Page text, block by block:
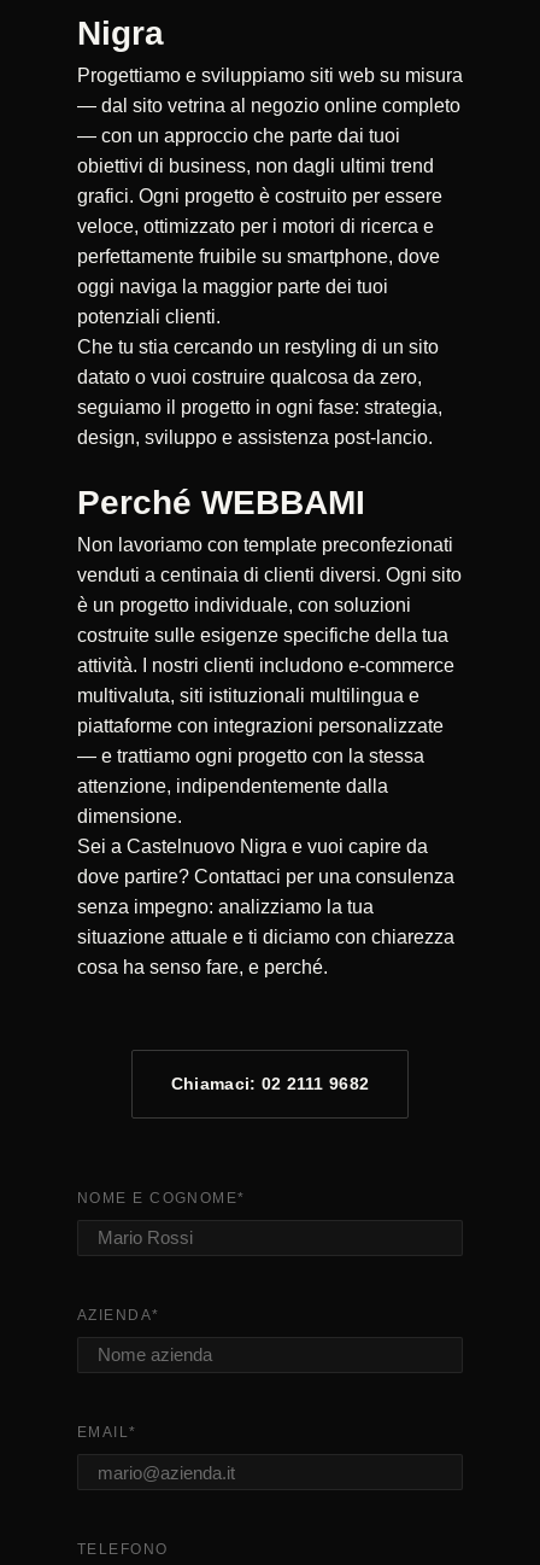
Nigra
Progettiamo e sviluppiamo siti web su misura
— dal sito vetrina al negozio online completo
— con un approccio che parte dai tuoi
obiettivi di business, non dagli ultimi trend
grafici. Ogni progetto è costruito per essere
veloce, ottimizzato per i motori di ricerca e
perfettamente fruibile su smartphone, dove
oggi naviga la maggior parte dei tuoi
potenziali clienti.
Che tu stia cercando un restyling di un sito
datato o vuoi costruire qualcosa da zero,
seguiamo il progetto in ogni fase: strategia,
design, sviluppo e assistenza post-lancio.
Perché WEBBAMI
Non lavoriamo con template preconfezionati
venduti a centinaia di clienti diversi. Ogni sito
è un progetto individuale, con soluzioni
costruite sulle esigenze specifiche della tua
attività. I nostri clienti includono e-commerce
multivaluta, siti istituzionali multilingua e
piattaforme con integrazioni personalizzate
— e trattiamo ogni progetto con la stessa
attenzione, indipendentemente dalla
dimensione.
Sei a Castelnuovo Nigra e vuoi capire da
dove partire? Contattaci per una consulenza
senza impegno: analizziamo la tua
situazione attuale e ti diciamo con chiarezza
cosa ha senso fare, e perché.
Chiamaci: 02 2111 9682
NOME E COGNOME*
AZIENDA*
EMAIL*
TELEFONO